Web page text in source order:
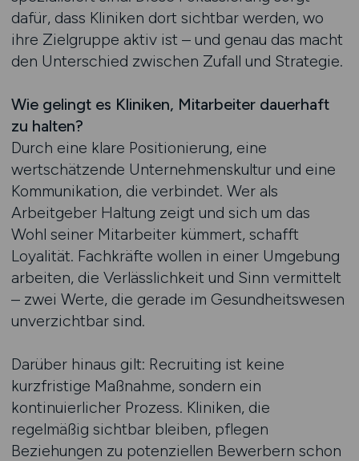
dafür, dass Kliniken dort sichtbar werden, wo
ihre Zielgruppe aktiv ist – und genau das macht
den Unterschied zwischen Zufall und Strategie.
Wie gelingt es Kliniken, Mitarbeiter dauerhaft
zu halten?
Durch eine klare Positionierung, eine
wertschätzende Unternehmenskultur und eine
Kommunikation, die verbindet. Wer als
Arbeitgeber Haltung zeigt und sich um das
Wohl seiner Mitarbeiter kümmert, schafft
Loyalität. Fachkräfte wollen in einer Umgebung
arbeiten, die Verlässlichkeit und Sinn vermittelt
– zwei Werte, die gerade im Gesundheitswesen
unverzichtbar sind.
Darüber hinaus gilt: Recruiting ist keine
kurzfristige Maßnahme, sondern ein
kontinuierlicher Prozess. Kliniken, die
regelmäßig sichtbar bleiben, pflegen
Beziehungen zu potenziellen Bewerbern schon